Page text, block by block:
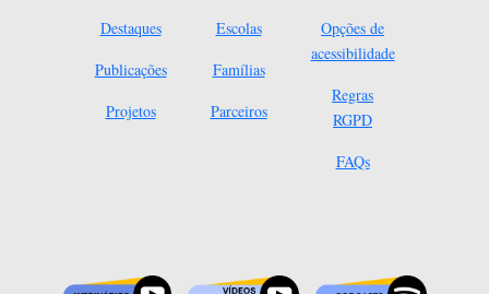
Destaques
Publicações
Projetos
Escolas
Famílias
Parceiros
Opções de
acessibilidade
Regras
RGPD
FAQs